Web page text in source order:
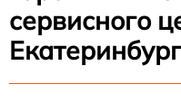
сервисного